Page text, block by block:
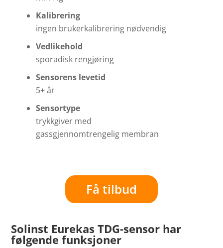
Kalibrering
ingen brukerkalibrering nødvendig
Vedlikehold
sporadisk rengjøring
Sensorens levetid
5+ år
Sensortype
trykkgiver med
gassgjennomtrengelig membran
Få tilbud
Solinst Eurekas TDG-sensor har
følgende funksjoner